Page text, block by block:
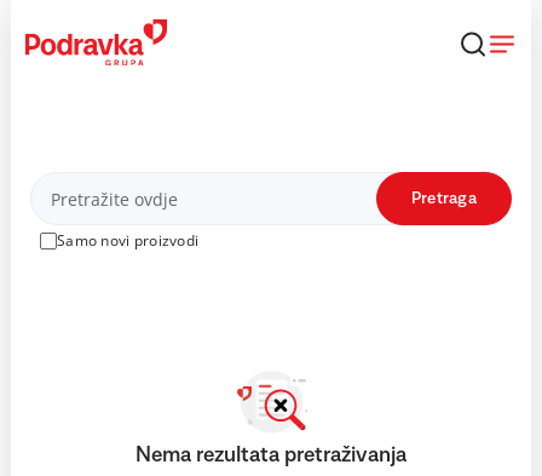
content
Proizvodi
Samo novi proizvodi
Pretraga
Nema rezultata pretraživanja